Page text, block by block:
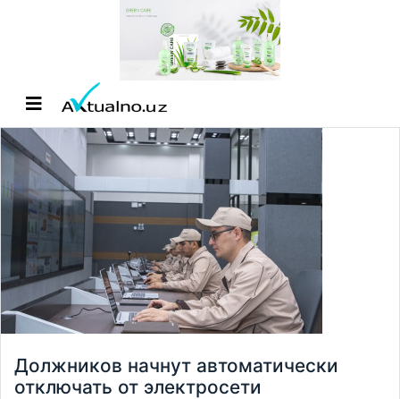
Должников начнут автоматически
отключать от электросети